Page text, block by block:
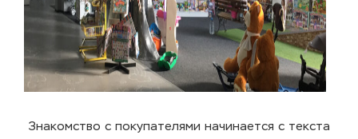
Знакомство с покупателями начинается с текста